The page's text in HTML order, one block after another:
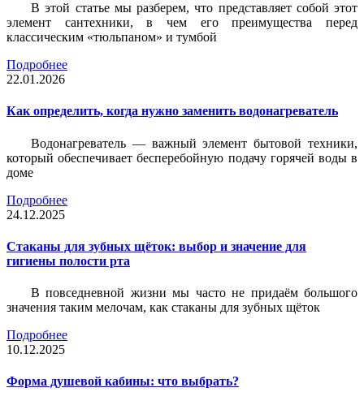
В этой статье мы разберем, что представляет собой этот
элемент сантехники, в чем его преимущества перед
классическим «тюльпаном» и тумбой
Подробнее
22.01.2026
Как определить, когда нужно заменить водонагреватель
Водонагреватель — важный элемент бытовой техники,
который обеспечивает бесперебойную подачу горячей воды в
доме
Подробнее
24.12.2025
Стаканы для зубных щёток: выбор и значение для
гигиены полости рта
В повседневной жизни мы часто не придаём большого
значения таким мелочам, как стаканы для зубных щёток
Подробнее
10.12.2025
Форма душевой кабины: что выбрать?